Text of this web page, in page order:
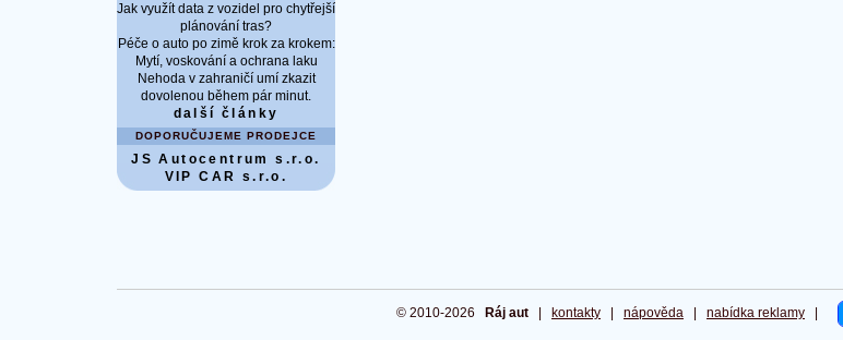
Jak využít data z vozidel pro chytřejší
plánování tras?
Péče o auto po zimě krok za krokem:
Mytí, voskování a ochrana laku
Nehoda v zahraničí umí zkazit
dovolenou během pár minut.
další články
DOPORUČUJEME PRODEJCE
JS Autocentrum s.r.o.
VIP CAR s.r.o.
© 2010-2026 Ráj aut kontakty nápověda nabídka reklamy